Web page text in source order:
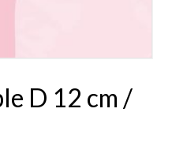
D 12 cm /